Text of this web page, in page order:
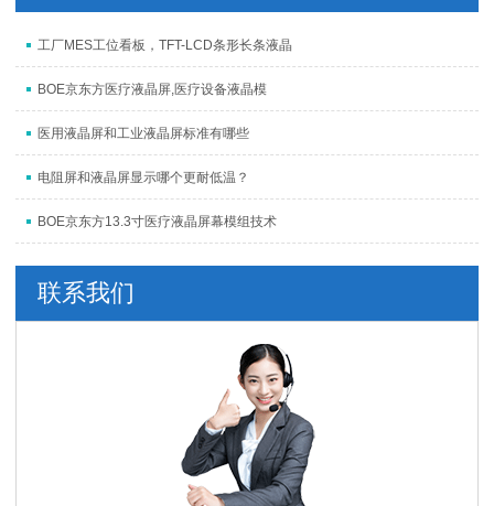
工厂MES工位看板，TFT-LCD条形长条液晶
BOE京东方医疗液晶屏,医疗设备液晶模
医用液晶屏和工业液晶屏标准有哪些
电阻屏和液晶屏显示哪个更耐低温？
BOE京东方13.3寸医疗液晶屏幕模组技术
联系我们